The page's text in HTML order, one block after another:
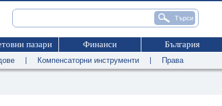
пазари Финанси България
Компенсаторни инструменти Права